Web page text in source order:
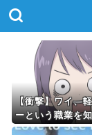
【衝撃】ワイ、
ーという職業を